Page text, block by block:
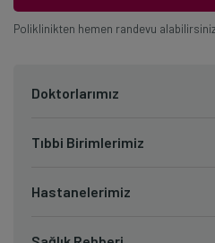
Poliklinikten hemen randevu
Doktorlarımız
Tıbbi Birimlerimiz
Hastanelerimiz